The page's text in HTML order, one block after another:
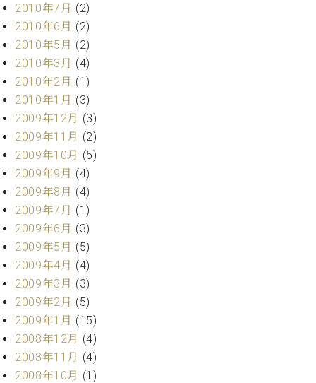
介
調
律
料
金
お
問
い
合
わ
せ
尾山調律師のブ
ログ Die
Musikgasse（音
楽の小道）
2010年7月 (2)
2010年6月 (2)
2010年5月 (2)
2010年3月 (4)
2010年2月 (1)
2010年1月 (3)
2009年12月 (3)
2009年11月 (2)
2009年10月 (5)
2009年9月 (4)
2009年8月 (4)
2009年7月 (1)
2009年6月 (3)
2009年5月 (5)
2009年4月 (4)
2009年3月 (3)
2009年2月 (5)
2009年1月 (15)
2008年12月 (4)
2008年11月 (4)
2008年10月 (1)